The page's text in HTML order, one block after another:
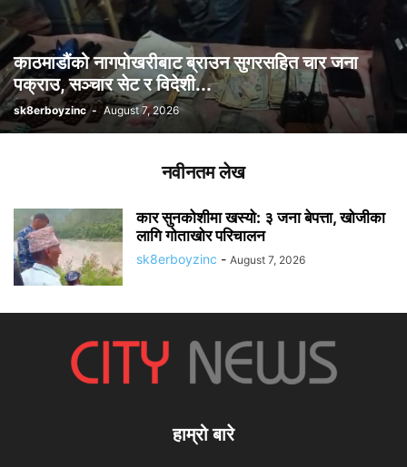
काठमाडौंको नागपोखरीबाट ब्राउन सुगरसहित चार जना
पक्राउ, सञ्चार सेट र विदेशी...
sk8erboyzinc - August 7, 2026
नवीनतम लेख
कार सुनकोशीमा खस्यो: ३ जना बेपत्ता, खोजीका
लागि गोताखोर परिचालन
sk8erboyzinc - August 7, 2026
हाम्रो बारे